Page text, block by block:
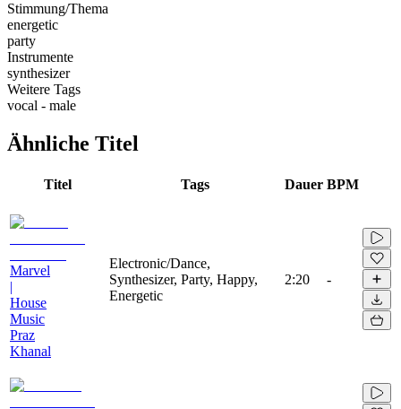
Stimmung/Thema
energetic
party
Instrumente
synthesizer
Weitere Tags
vocal - male
Ähnliche Titel
Titel Tags Dauer BPM
Marvel
|
House
Music
Praz
Khanal
Electronic/Dance,
Synthesizer, Party, Happy,
Energetic
2:20 -